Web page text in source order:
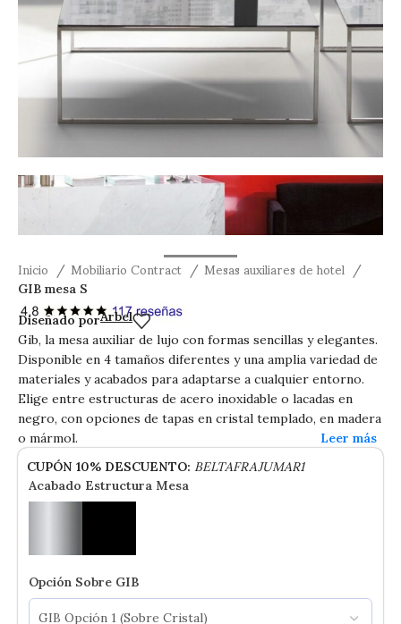
Ver tamaño grande
Inicio Mobiliario Contract Mesas auxiliares de hotel
GIB mesa S
GIB mesa S
Diseñado porArbel
Gib, la mesa auxiliar de lujo con formas sencillas y elegantes.
Disponible en 4 tamaños diferentes y una amplia variedad de
materiales y acabados para adaptarse a cualquier entorno.
Elige entre estructuras de acero inoxidable o lacadas en
negro, con opciones de tapas en cristal templado, en madera
o mármol.
CUPÓN 10% DESCUENTO: BELTAFRAJUMAR1
Acabado Estructura Mesa
Opción Sobre GIB